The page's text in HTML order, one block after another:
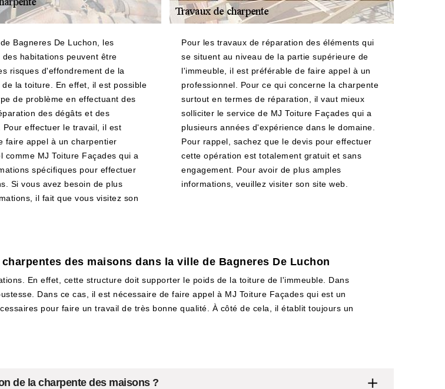
Bagneres De Luchon, les
des habitations peuvent être
risques d'effondrement de la
la toiture. En effet, il est possible
de problème en effectuant des
des dégâts et des
Pour effectuer le travail, il est
faire appel à un charpentier
comme MJ Toiture Façades qui a
spécifiques pour effectuer
Si vous avez besoin de plus
il fait que vous visitez son
Pour les travaux de réparation des éléments qui
se situent au niveau de la partie supérieure de
l'immeuble, il est préférable de faire appel à un
professionnel. Pour ce qui concerne la charpente
surtout en termes de réparation, il vaut mieux
solliciter le service de MJ Toiture Façades qui a
plusieurs années d'expérience dans le domaine.
Pour rappel, sachez que le devis pour effectuer
cette opération est totalement gratuit et sans
engagement. Pour avoir de plus amples
informations, veuillez visiter son site web.
des maisons dans la ville de Bagneres De Luchon
En effet, cette structure doit supporter le poids de la toiture de l'immeuble. Dans
Dans ce cas, il est nécessaire de faire appel à MJ Toiture Façades qui est un
pour faire un travail de très bonne qualité. À côté de cela, il établit toujours un
de la charpente des maisons ?